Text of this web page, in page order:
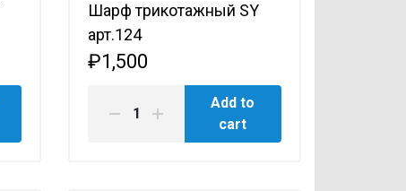
Шарф трикотажный SY
арт.124
₽1,500
Add to
cart